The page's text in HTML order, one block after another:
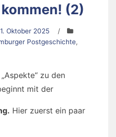
kommen! (2)
Oktober 2025
/
Postgeschichte,
zu den
mit der
Hier zuerst ein paar